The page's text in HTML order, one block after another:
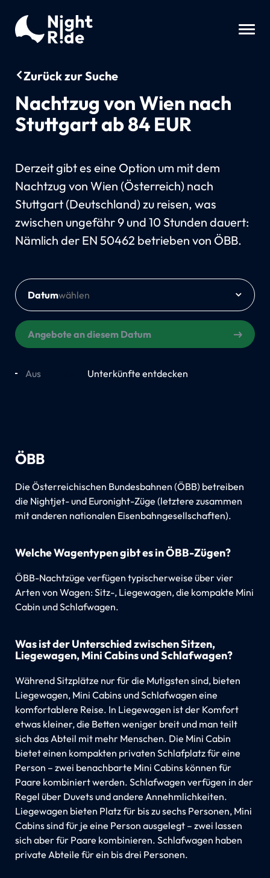
Zurück zur Suche
Nachtzug von Wien nach
Stuttgart ab 84 EUR
Derzeit gibt es eine Option um mit dem
Nachtzug von Wien (Österreich) nach
Stuttgart (Deutschland) zu reisen, was
zwischen ungefähr 9 und 10 Stunden dauert:
Nämlich der EN 50462 betrieben von ÖBB.
Datum
Angebote an diesem Datum
Aus Unterkünfte entdecken
ÖBB
Die Österreichischen Bundesbahnen (ÖBB) betreiben
die Nightjet- und Euronight-Züge (letztere zusammen
mit anderen nationalen Eisenbahngesellschaften).
Welche Wagentypen gibt es in ÖBB-Zügen?
ÖBB-Nachtzüge verfügen typischerweise über vier
Arten von Wagen: Sitz-, Liegewagen, die kompakte Mini
Cabin und Schlafwagen.
Was ist der Unterschied zwischen Sitzen,
Liegewagen, Mini Cabins und Schlafwagen?
Während Sitzplätze nur für die Mutigsten sind, bieten
Liegewagen, Mini Cabins und Schlafwagen eine
komfortablere Reise. In Liegewagen ist der Komfort
etwas kleiner, die Betten weniger breit und man teilt
sich das Abteil mit mehr Menschen. Die Mini Cabin
bietet einen kompakten privaten Schlafplatz für eine
Person – zwei benachbarte Mini Cabins können für
Paare kombiniert werden. Schlafwagen verfügen in der
Regel über Duvets und andere Annehmlichkeiten.
Liegewagen bieten Platz für bis zu sechs Personen, Mini
Cabins sind für je eine Person ausgelegt – zwei lassen
sich aber für Paare kombinieren. Schlafwagen haben
private Abteile für ein bis drei Personen.